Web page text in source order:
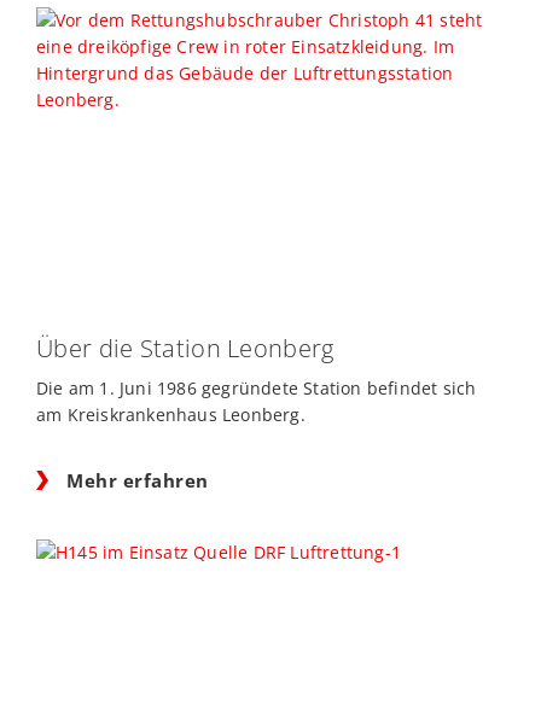
Über die Station Leonberg
Die am 1. Juni 1986 gegründete Station befindet sich
am Kreiskrankenhaus Leonberg.
Mehr erfahren